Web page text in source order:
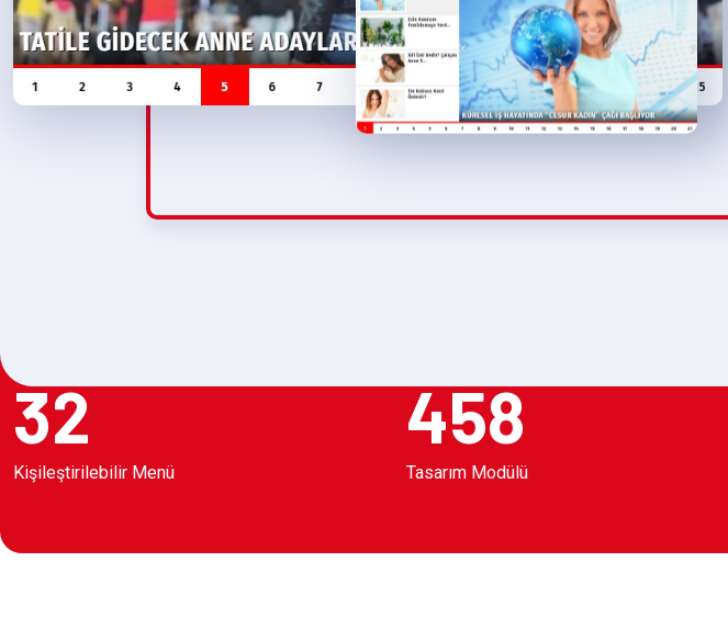
32
Kişileştirilebilir Menü
458
Tasarım Modülü